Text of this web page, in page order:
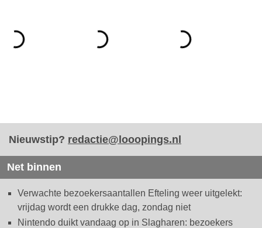
Nieuwstip? redactie@looopings.nl
Net binnen
Verwachte bezoekersaantallen Efteling weer uitgelekt:
vrijdag wordt een drukke dag, zondag niet
Nintendo duikt vandaag op in Slagharen: bezoekers